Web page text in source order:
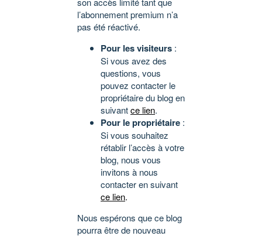
l’abonnement premium n’a
pas été réactivé.
Pour les visiteurs :
Si vous avez des
questions, vous
pouvez contacter le
propriétaire du blog en
suivantce lien.
Pour le propriétaire :
Si vous souhaitez
rétablir l’accès à votre
blog, nous vous
invitons à nous
contacter en suivant
ce lien.
Nous espérons que ce blog
pourra être de nouveau